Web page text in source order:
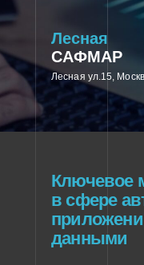
Лесная
САФМАР
Лесная ул.15,
Ключевое
в сфере
данными